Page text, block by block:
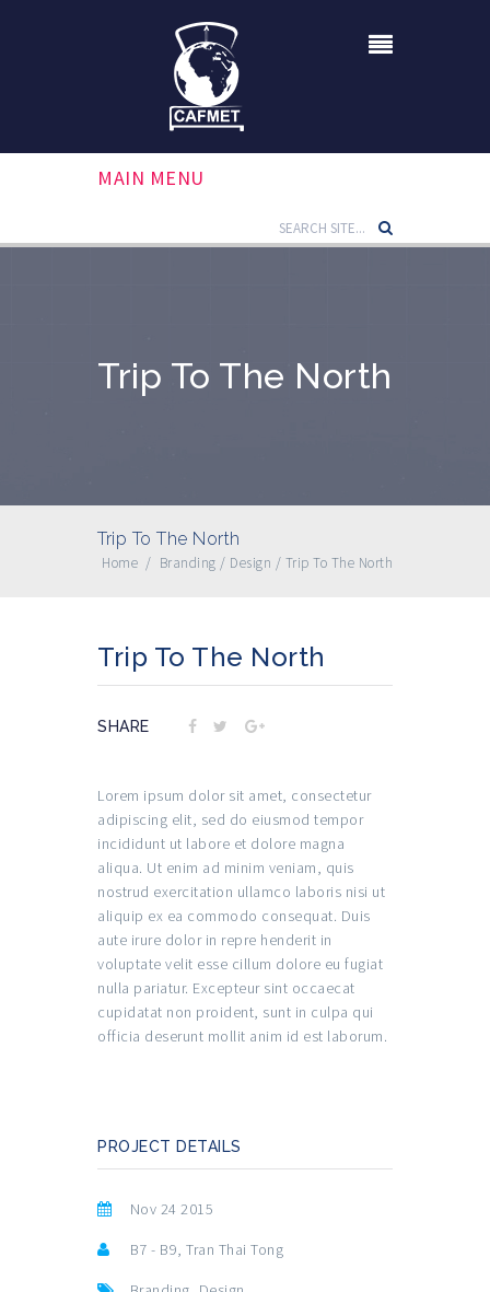
MAIN MENU
Trip To The North
Trip To The North
Home / Branding / Design / Trip To The North
Trip To The North
SHARE
Lorem ipsum dolor sit amet, consectetur
adipiscing elit, sed do eiusmod tempor
incididunt ut labore et dolore magna
aliqua. Ut enim ad minim veniam, quis
nostrud exercitation ullamco laboris nisi ut
aliquip ex ea commodo consequat. Duis
aute irure dolor in repre henderit in
voluptate velit esse cillum dolore eu fugiat
nulla pariatur. Excepteur sint occaecat
cupidatat non proident, sunt in culpa qui
officia deserunt mollit anim id est laborum.
PROJECT DETAILS
Nov 24 2015
B7 - B9, Tran Thai Tong